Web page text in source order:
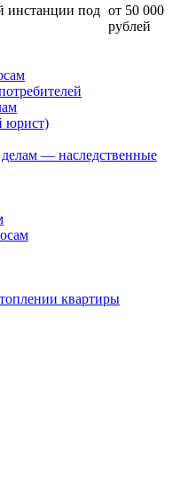
инстанции под от 50 000
рублей
юрист)
— наследственные
квартиры